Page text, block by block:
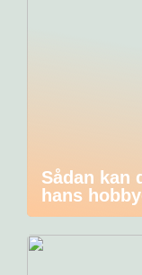
Sådan kan
hans